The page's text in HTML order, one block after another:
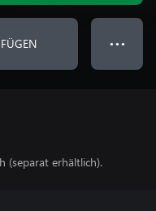
● ● ●
(separat erhältlich).